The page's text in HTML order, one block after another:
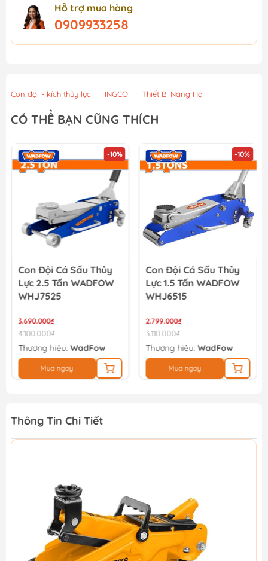
Hỗ trợ mua hàng
0909933258
Con đội - kích thủy lực | INGCO | Thiết Bị Nâng Hạ
CÓ THỂ BẠN CŨNG THÍCH
-10%
Con Đội Cá Sấu Thủy
Lực 2.5 Tấn WADFOW
WHJ7525
3.690.000₫
4.100.000₫
Thương hiệu: WadFow
Mua ngay
-10%
Con Đội Cá Sấu Thủy
Lực 1.5 Tấn WADFOW
WHJ6515
2.799.000₫
3.110.000₫
Thương hiệu:WadFow
Mua ngay
Thông Tin Chi Tiết